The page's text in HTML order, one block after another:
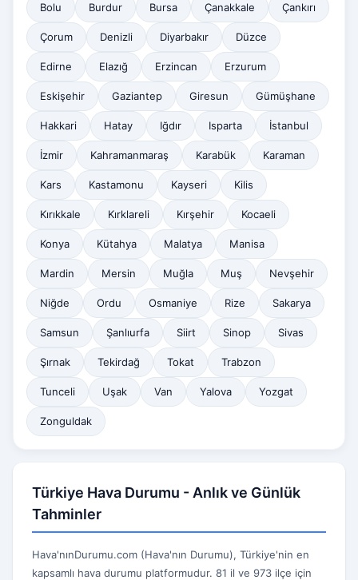
Bolu Burdur Bursa Çanakkale Çankırı
Çorum Denizli Diyarbakır Düzce
Edirne Elazığ Erzincan Erzurum
Eskişehir Gaziantep Giresun Gümüşhane
Hakkari Hatay Iğdır Isparta İstanbul
İzmir Kahramanmaraş Karabük Karaman
Kars Kastamonu Kayseri Kilis
Kırıkkale Kırklareli Kırşehir Kocaeli
Konya Kütahya Malatya Manisa
Mardin Mersin Muğla Muş Nevşehir
Niğde Ordu Osmaniye Rize Sakarya
Samsun Şanlıurfa Siirt Sinop Sivas
Şırnak Tekirdağ Tokat Trabzon
Tunceli Uşak Van Yalova Yozgat
Zonguldak
Türkiye Hava Durumu - Anlık ve Günlük
Tahminler
Hava'nınDurumu.com (Hava'nın Durumu), Türkiye'nin en
kapsamlı hava durumu platformudur. 81 il ve 973 ilçe için